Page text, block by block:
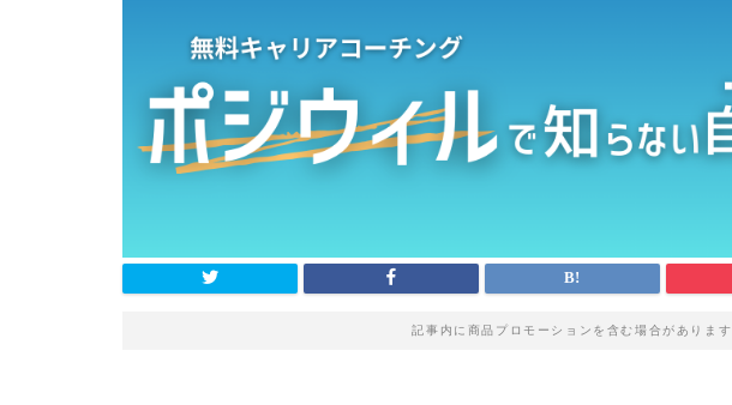
記事内に商品プロモーションを含む場合があります